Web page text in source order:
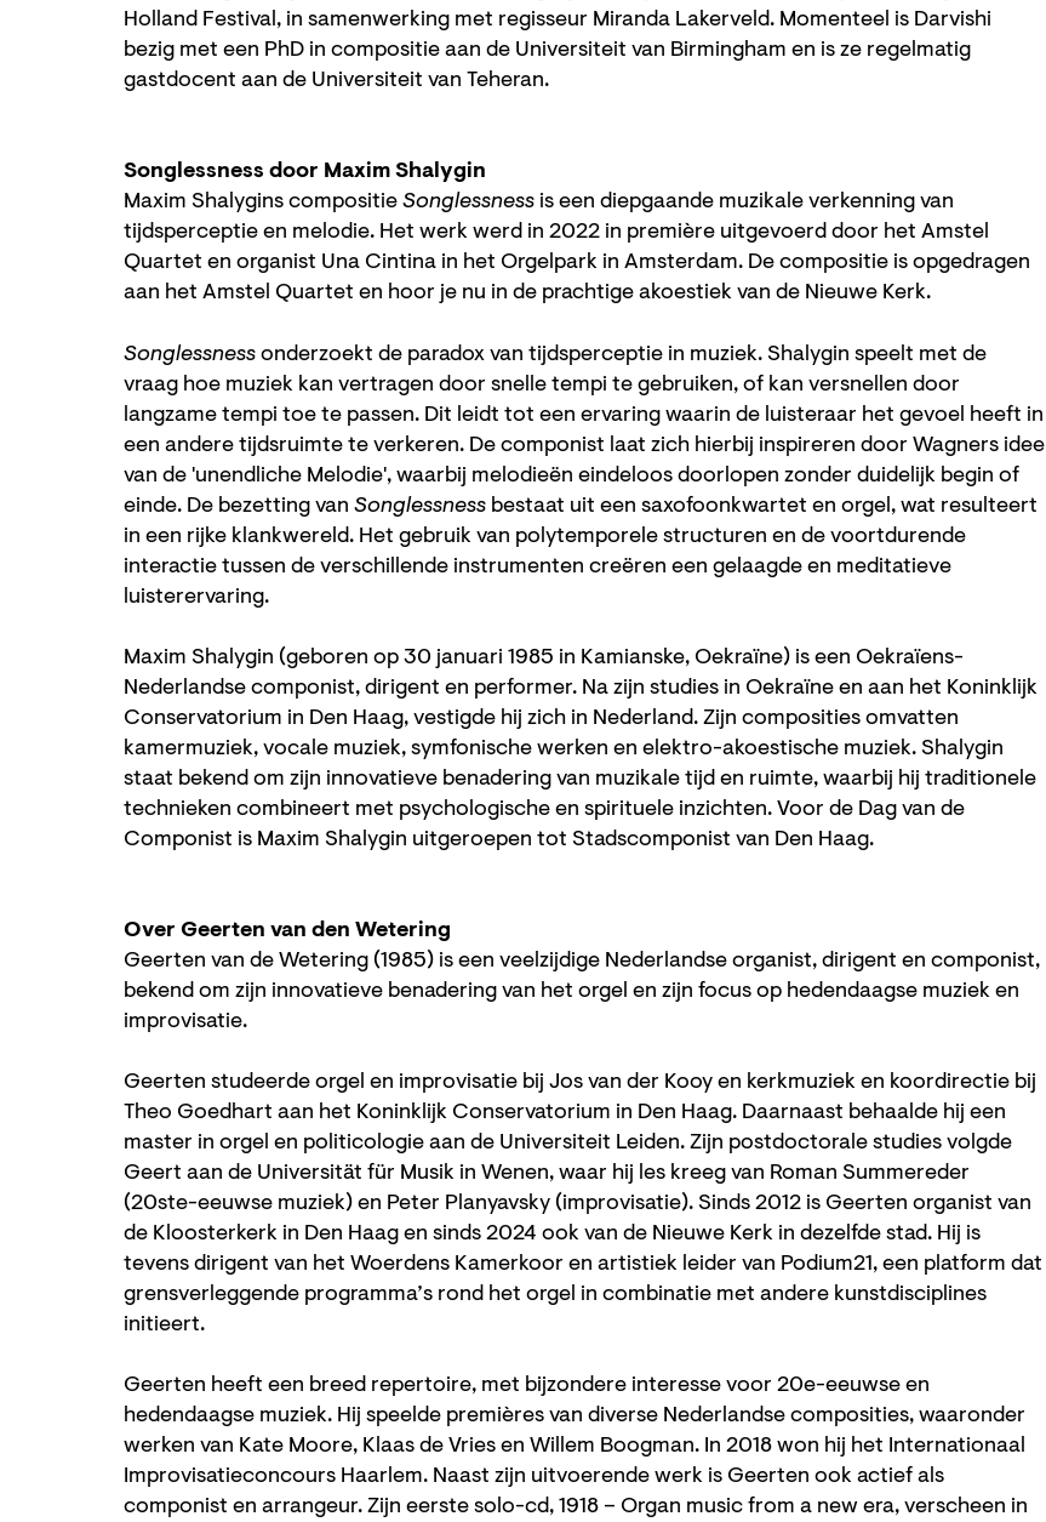
Holland Festival, in samenwerking met regisseur Miranda Lakerveld. Momenteel is Darvishi
bezig met een PhD in compositie aan de Universiteit van Birmingham en is ze regelmatig
gastdocent aan de Universiteit van Teheran.
Songlessness door Maxim Shalygin
Maxim Shalygins compositie Songlessness is een diepgaande muzikale verkenning van
tijdsperceptie en melodie. Het werk werd in 2022 in première uitgevoerd door het Amstel
Quartet en organist Una Cintina in het Orgelpark in Amsterdam. De compositie is opgedragen
aan het Amstel Quartet en hoor je nu in de prachtige akoestiek van de Nieuwe Kerk.
Songlessness onderzoekt de paradox van tijdsperceptie in muziek. Shalygin speelt met de
vraag hoe muziek kan vertragen door snelle tempi te gebruiken, of kan versnellen door
langzame tempi toe te passen. Dit leidt tot een ervaring waarin de luisteraar het gevoel heeft in
een andere tijdsruimte te verkeren. De componist laat zich hierbij inspireren door Wagners idee
van de 'unendliche Melodie', waarbij melodieën eindeloos doorlopen zonder duidelijk begin of
einde. De bezetting van Songlessness bestaat uit een saxofoonkwartet en orgel, wat resulteert
in een rijke klankwereld. Het gebruik van polytemporele structuren en de voortdurende
interactie tussen de verschillende instrumenten creëren een gelaagde en meditatieve
luisterervaring.
Maxim Shalygin (geboren op 30 januari 1985 in Kamianske, Oekraïne) is een Oekraïens-
Nederlandse componist, dirigent en performer. Na zijn studies in Oekraïne en aan het Koninklijk
Conservatorium in Den Haag, vestigde hij zich in Nederland. Zijn composities omvatten
kamermuziek, vocale muziek, symfonische werken en elektro-akoestische muziek. Shalygin
staat bekend om zijn innovatieve benadering van muzikale tijd en ruimte, waarbij hij traditionele
technieken combineert met psychologische en spirituele inzichten. Voor de Dag van de
Componist is Maxim Shalygin uitgeroepen tot Stadscomponist van Den Haag.
Over Geerten van den Wetering
Geerten van de Wetering (1985) is een veelzijdige Nederlandse organist, dirigent en componist,
bekend om zijn innovatieve benadering van het orgel en zijn focus op hedendaagse muziek en
improvisatie.
Geerten studeerde orgel en improvisatie bij Jos van der Kooy en kerkmuziek en koordirectie bij
Theo Goedhart aan het Koninklijk Conservatorium in Den Haag. Daarnaast behaalde hij een
master in orgel en politicologie aan de Universiteit Leiden. Zijn postdoctorale studies volgde
Geert aan de Universität für Musik in Wenen, waar hij les kreeg van Roman Summereder
(20ste-eeuwse muziek) en Peter Planyavsky (improvisatie). Sinds 2012 is Geerten organist van
de Kloosterkerk in Den Haag en sinds 2024 ook van de Nieuwe Kerk in dezelfde stad. Hij is
tevens dirigent van het Woerdens Kamerkoor en artistiek leider van Podium21, een platform dat
grensverleggende programma’s rond het orgel in combinatie met andere kunstdisciplines
initieert.
Geerten heeft een breed repertoire, met bijzondere interesse voor 20e-eeuwse en
hedendaagse muziek. Hij speelde premières van diverse Nederlandse composities, waaronder
werken van Kate Moore, Klaas de Vries en Willem Boogman. In 2018 won hij het Internationaal
Improvisatieconcours Haarlem. Naast zijn uitvoerende werk is Geerten ook actief als
componist en arrangeur. Zijn eerste solo-cd, 1918 – Organ music from a new era, verscheen in